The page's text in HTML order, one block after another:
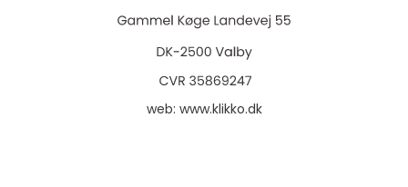
web: www.klikko.dk